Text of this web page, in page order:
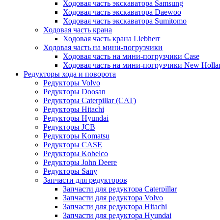
Ходовая часть экскаватора Samsung
Ходовая часть экскаватора Daewoo
Ходовая часть экскаватора Sumitomo
Ходовая часть крана
Ходовая часть крана Liebherr
Ходовая часть на мини-погрузчики
Ходовая часть на мини-погрузчики Case
Ходовая часть на мини-погрузчики New
Редукторы хода и поворота
Редукторы Volvo
Редукторы Doosan
Редукторы Caterpillar (CAT)
Редукторы Hitachi
Редукторы Hyundai
Редукторы JCB
Редукторы Komatsu
Редукторы CASE
Редукторы Kobelco
Редукторы John Deere
Редукторы Sany
Запчасти для редукторов
Запчасти для редуктора Caterpillar
Запчасти для редуктора Volvo
Запчасти для редуктора Hitachi
Запчасти для редуктора Hyundai